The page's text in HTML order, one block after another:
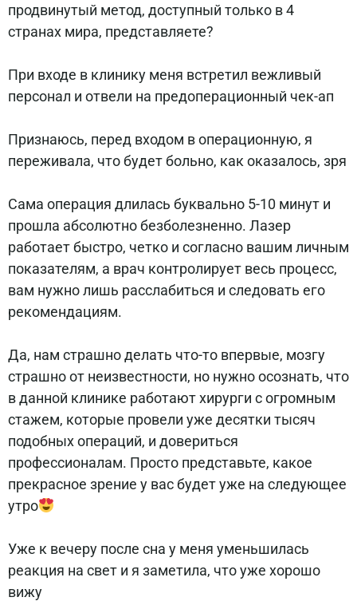
продвинутый метод, доступный только в 4
странах мира, представляете?
При входе в клинику меня встретил вежливый
персонал и отвели на предоперационный чек-ап
Признаюсь, перед входом в операционную, я
переживала, что будет больно, как оказалось, зря
Сама операция длилась буквально 5-10 минут и
прошла абсолютно безболезненно. Лазер
работает быстро, четко и согласно вашим личным
показателям, а врач контролирует весь процесс,
вам нужно лишь расслабиться и следовать его
рекомендациям.
Да, нам страшно делать что-то впервые, мозгу
страшно от неизвестности, но нужно осознать, что
в данной клинике работают хирурги с огромным
стажем, которые провели уже десятки тысяч
подобных операций, и довериться
профессионалам. Просто представьте, какое
прекрасное зрение у вас будет уже на следующее
утро
Уже к вечеру после сна у меня уменьшилась
реакция на свет и я заметила, что уже хорошо
вижу